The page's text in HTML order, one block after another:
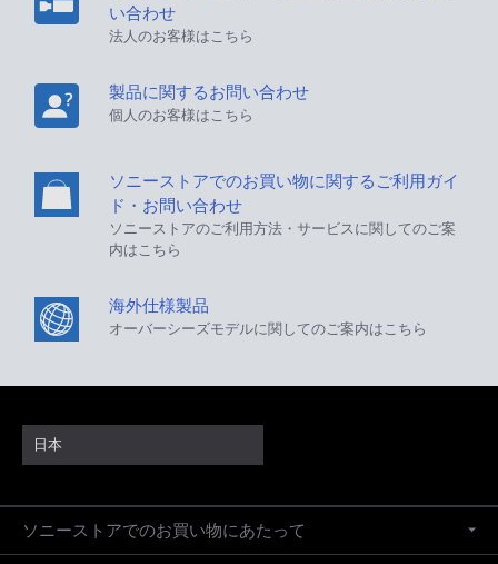
い合わせ
法人のお客様はこちら
製品に関するお問い合わせ
個人のお客様はこちら
ソニーストアでのお買い物に関するご利用ガイ
ド・お問い合わせ
ソニーストアのご利用方法・サービスに関してのご案
内はこちら
海外仕様製品
オーバーシーズモデルに関してのご案内はこちら
日本
ソニーストアでのお買い物にあたって